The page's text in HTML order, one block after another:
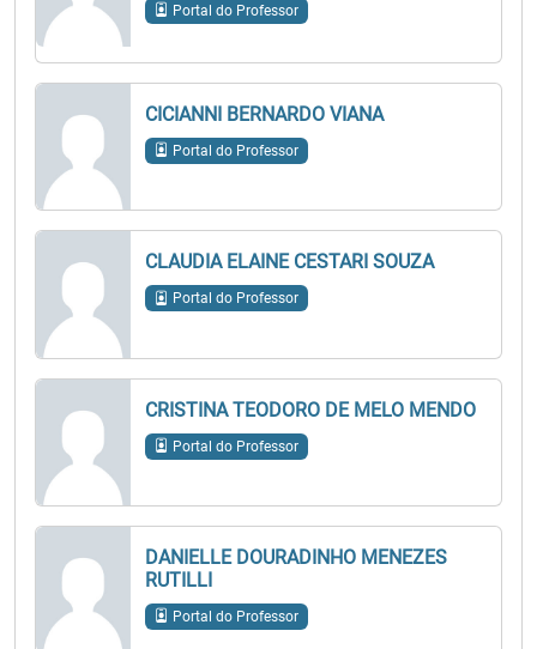
Portal do Professor
CICIANNI BERNARDO VIANA
Portal do Professor
CLAUDIA ELAINE CESTARI SOUZA
Portal do Professor
CRISTINA TEODORO DE MELO MENDO
Portal do Professor
DANIELLE DOURADINHO MENEZES
RUTILLI
Portal do Professor